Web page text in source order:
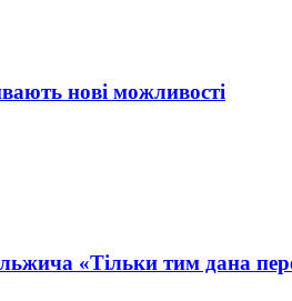
нові можливості
«Тільки тим дана